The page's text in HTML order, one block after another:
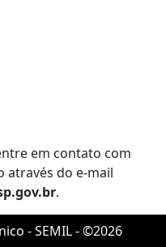
em contato com
através do e-mail
.
- SEMIL - ©2026